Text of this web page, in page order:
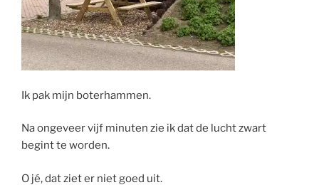
Ik pak mijn boterhammen.
Na ongeveer vijf minuten zie ik dat de lucht zwart
begint te worden.
O jé, dat ziet er niet goed uit.